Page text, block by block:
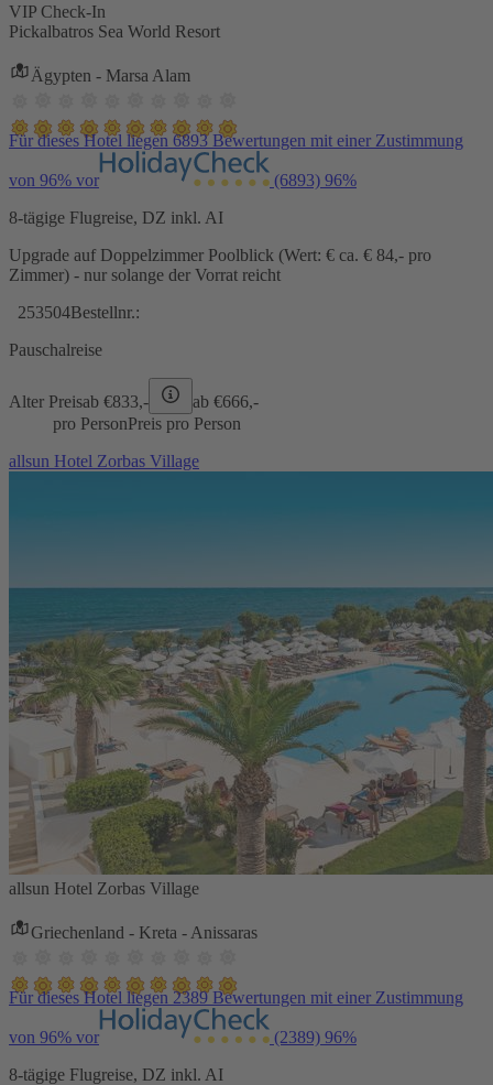
VIP Check-In
Pickalbatros Sea World Resort
Ägypten - Marsa Alam
Für dieses Hotel liegen 6893 Bewertungen mit einer Zustimmung
von 96% vor (6893) 96%
8-tägige Flugreise, DZ inkl. AI
Upgrade auf Doppelzimmer Poolblick (Wert: € ca. € 84,- pro
Zimmer) - nur solange der Vorrat reicht
253504Bestellnr.:
Pauschalreise
Alter Preisab €833,- ab €666,-
pro PersonPreis pro Person
allsun Hotel Zorbas Village
allsun Hotel Zorbas Village
Griechenland - Kreta - Anissaras
Für dieses Hotel liegen 2389 Bewertungen mit einer Zustimmung
von 96% vor (2389) 96%
8-tägige Flugreise, DZ inkl. AI